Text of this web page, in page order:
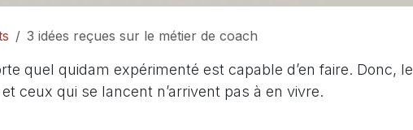
3 idées reçues sur le métier de coach
quel quidam expérimenté est capable d’en faire. Donc, le
ceux qui se lancent n’arrivent pas à en vivre.